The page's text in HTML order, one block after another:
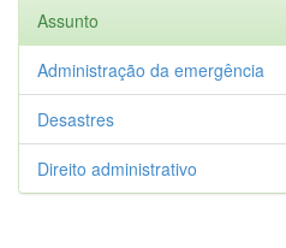
Assunto
Administração da emergência
Desastres
Direito administrativo